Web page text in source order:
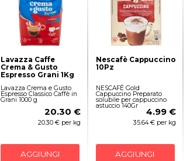
Lavazza Caffe
Crema & Gusto
Espresso Grani 1Kg
Lavazza Crema e Gusto
Espresso Classico Caffè in
Grani 1000 g
20.30 €
20.30 € per kg
AGGIUNGI
Nescafè Cappuccino
10Pz
NESCAFÉ Gold
Cappuccino Preparato
solubile per cappuccino
astuccio 140Gr
4.99 €
35.64 € per kg
AGGIUNGI